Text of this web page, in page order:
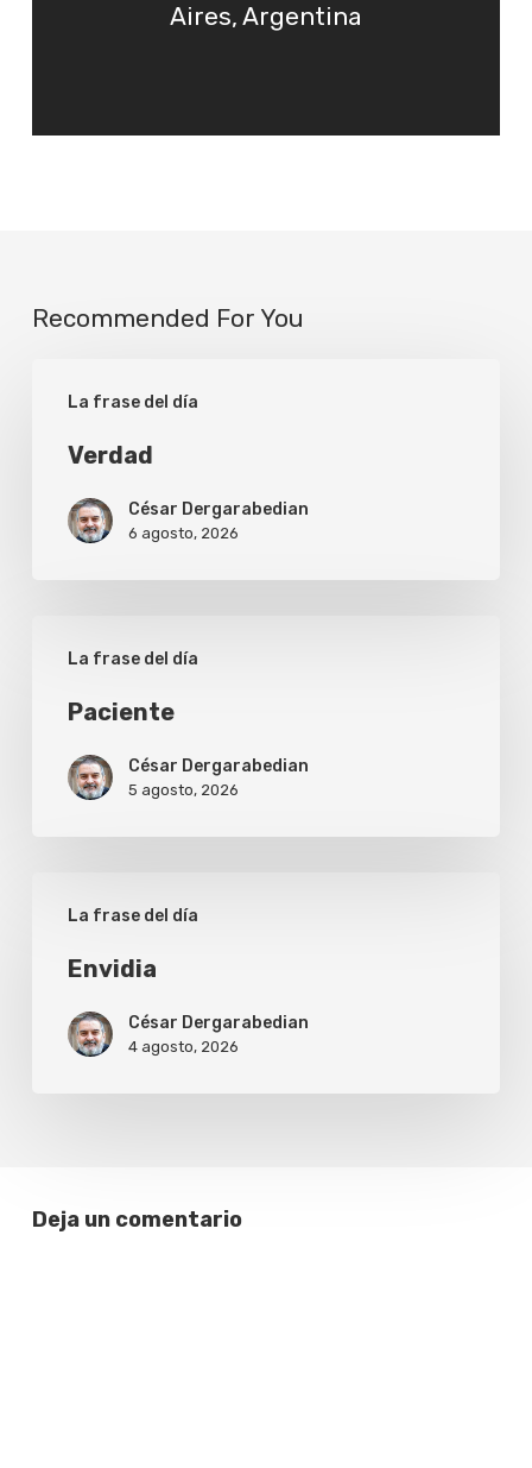
Aires, Argentina
Recommended For You
La frase del día
Verdad
César Dergarabedian
6 agosto, 2026
La frase del día
Paciente
César Dergarabedian
5 agosto, 2026
La frase del día
Envidia
César Dergarabedian
4 agosto, 2026
Deja un comentario